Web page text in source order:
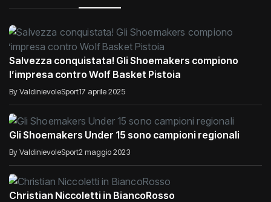
Salvezza conquistata! Gli Shoemakers compiono
l’impresa contro Wolf Basket Pistoia
By ValdinievoleSport17 aprile 2025
Gli Shoemakers Under 15 sono campioni regionali
By ValdinievoleSport2 maggio 2023
Christian Niccoletti in BiancoRosso